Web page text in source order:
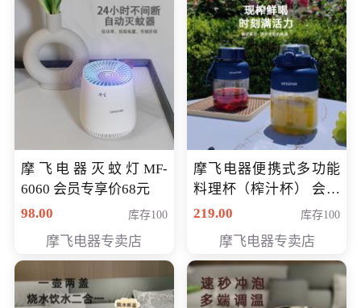
摩飞电器灭蚊灯MF-
6060 会员专享价68元
98.00
库存100
摩飞电器专卖店
摩飞电器便携式多功能
料理杯（榨汁杯） 会员
专享价118元
219.00 库存100
摩飞电器专卖店